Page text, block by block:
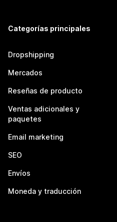
Categorías principales
Dropshipping
Mercados
Reseñas de producto
Ventas adicionales y
paquetes
Email marketing
SEO
Envíos
Moneda y traducción